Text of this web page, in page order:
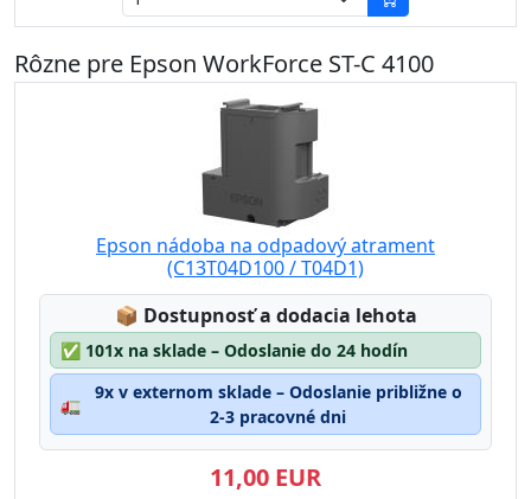
Rôzne pre Epson WorkForce ST-C 4100
Epson nádoba na odpadový atrament
(C13T04D100 / T04D1)
📦 Lagerstatus:
Dostupnosť a dodacia lehota
✅ 101x na sklade – Odoslanie do 24 hodín
🚛
9x v externom sklade – Odoslanie približne o
2-3 pracovné dni
11,00 EUR